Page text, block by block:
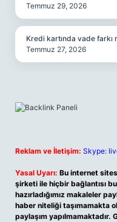
Temmuz 29, 2026
Kredi kartında vade farkı
Temmuz 27, 2026
Reklam ve İletişim: Skype:
Yasal Uyarı: Bu internet
şirketi ile hiçbir bağlantısı
hazırladığımız makaleler
haber niteliği taşımamakta
paylaşım